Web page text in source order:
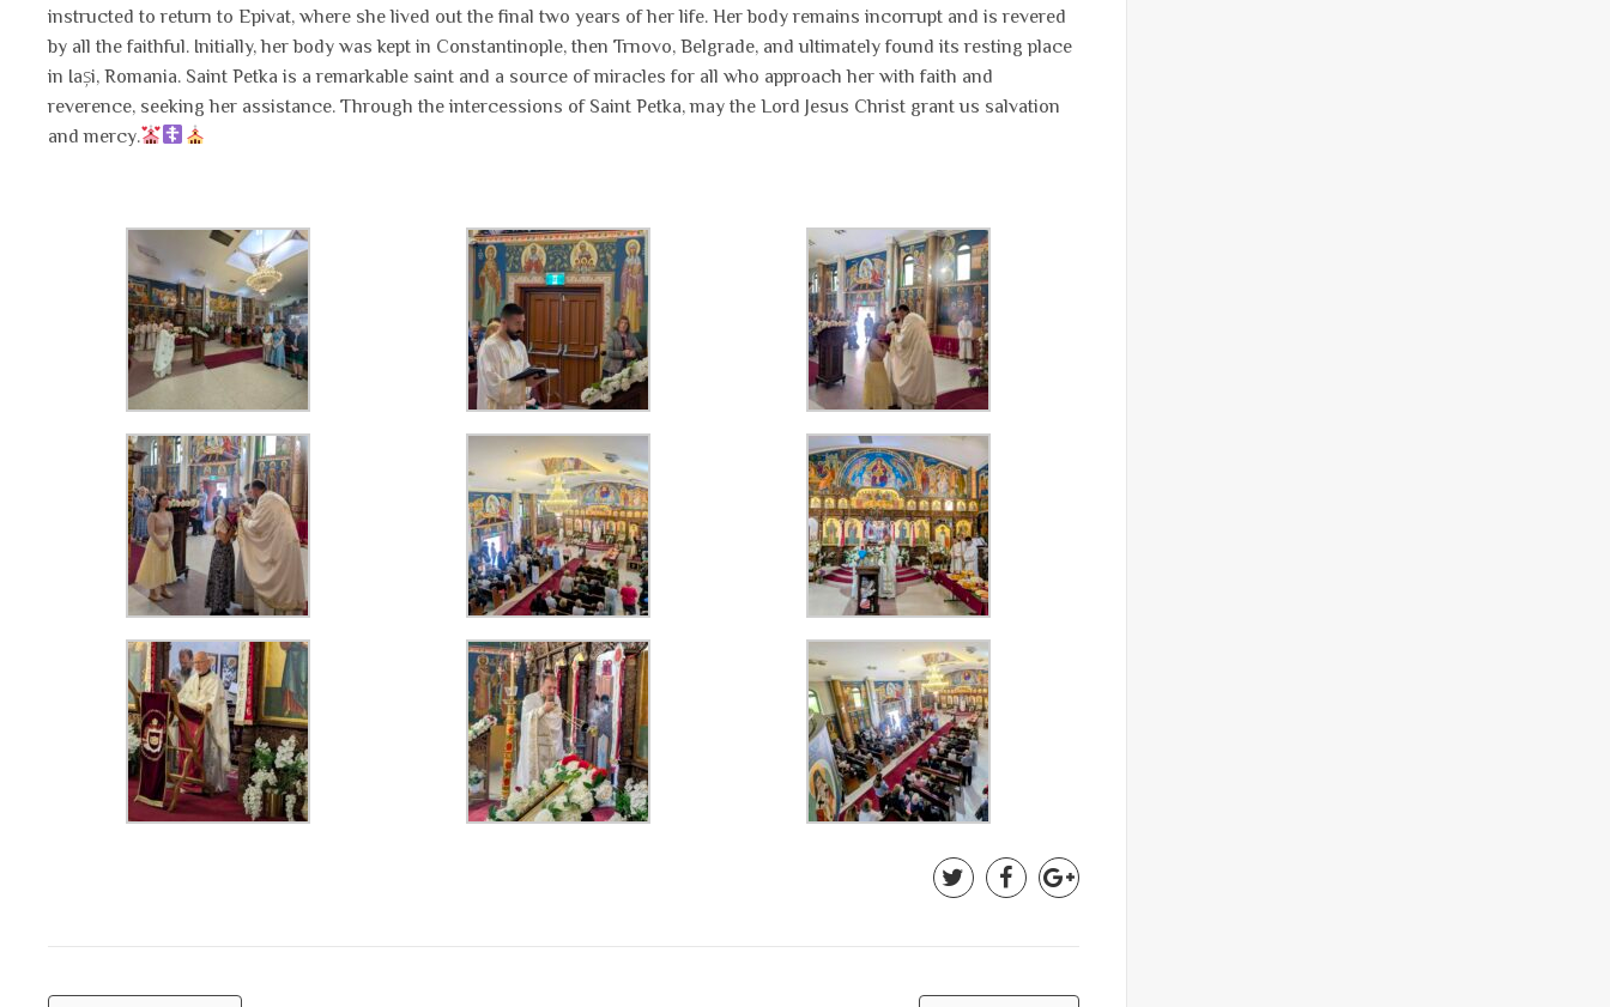
instructed to return to Epivat, where she lived out the final two years of her life. Her body remains incorrupt and is revered
by all the faithful. Initially, her body was kept in Constantinople, then Trnovo, Belgrade, and ultimately found its resting place
in Iași, Romania. Saint Petka is a remarkable saint and a source of miracles for all who approach her with faith and
reverence, seeking her assistance. Through the intercessions of Saint Petka, may the Lord Jesus Christ grant us salvation
and mercy.